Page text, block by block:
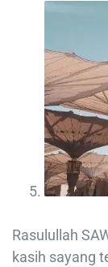
Rasulullah
kasih sayang